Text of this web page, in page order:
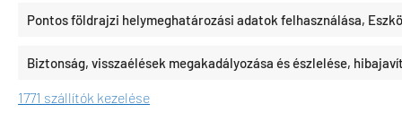
Pontos földrajzi helymeghatározási adatok felhasználása,
Biztonság, visszaélések megakadályozása és észlelése,
1771 szállítók kezelése